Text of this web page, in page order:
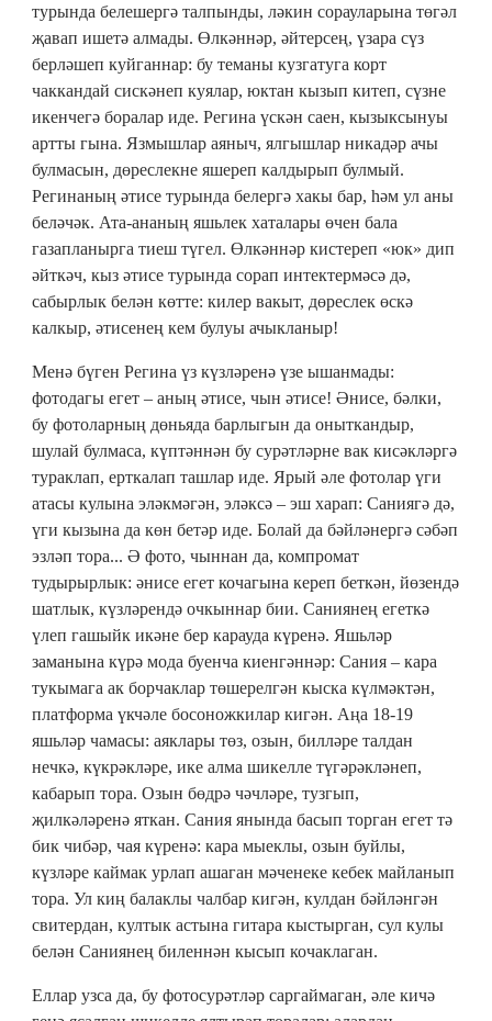
турында белешергә талпынды, ләкин сорауларына төгәл
җавап ишетә алмады. Өлкәннәр, әйтерсең, үзара сүз
берләшеп куйганнар: бу теманы кузгатуга корт
чаккандай сискәнеп куялар, юктан кызып китеп, сүзне
икенчегә боралар иде. Регина үскән саен, кызыксынуы
артты гына. Язмышлар аяныч, ялгышлар никадәр ачы
булмасын, дөреслекне яшереп калдырып булмый.
Регинаның әтисе турында белергә хакы бар, һәм ул аны
беләчәк. Ата-ананың яшьлек хаталары өчен бала
газапланырга тиеш түгел. Өлкәннәр кистереп «юк» дип
әйткәч, кыз әтисе турында сорап интектермәсә дә,
сабырлык белән көтте: килер вакыт, дөреслек өскә
калкыр, әтисенең кем булуы ачыкланыр!
Менә бүген Регина үз күзләренә үзе ышанмады:
фотодагы егет – аның әтисе, чын әтисе! Әнисе, бәлки,
бу фотоларның дөньяда барлыгын да оныткандыр,
шулай булмаса, күптәннән бу сурәтләрне вак кисәкләргә
тураклап, ерткалап ташлар иде. Ярый әле фотолар үги
атасы кулына эләкмәгән, эләксә – эш харап: Саниягә дә,
үги кызына да көн бетәр иде. Болай да бәйләнергә сәбәп
эзләп тора... Ә фото, чыннан да, компромат
тудырырлык: әнисе егет кочагына кереп беткән, йөзендә
шатлык, күзләрендә очкыннар бии. Саниянең егеткә
үлеп гашыйк икәне бер карауда күренә. Яшьләр
заманына күрә мода буенча киенгәннәр: Сания – кара
тукымага ак борчаклар төшерелгән кыска күлмәктән,
платформа үкчәле босоножкилар кигән. Аңа 18-19
яшьләр чамасы: аяклары төз, озын, билләре талдан
нечкә, күкрәкләре, ике алма шикелле түгәрәкләнеп,
кабарып тора. Озын бөдрә чәчләре, тузгып,
җилкәләренә яткан. Сания янында басып торган егет тә
бик чибәр, чая күренә: кара мыеклы, озын буйлы,
күзләре каймак урлап ашаган мәченеке кебек майланып
тора. Ул киң балаклы чалбар кигән, кулдан бәйләнгән
свитердан, култык астына гитара кыстырган, сул кулы
белән Саниянең биленнән кысып кочаклаган.
Еллар узса да, бу фотосурәтләр саргаймаган, әле кичә